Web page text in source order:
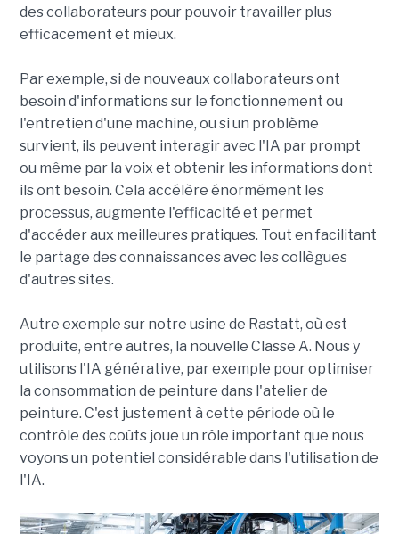
des collaborateurs pour pouvoir travailler plus
efficacement et mieux.
Par exemple, si de nouveaux collaborateurs ont
besoin d'informations sur le fonctionnement ou
l'entretien d'une machine, ou si un problème
survient, ils peuvent interagir avec l'IA par prompt
ou même par la voix et obtenir les informations dont
ils ont besoin. Cela accélère énormément les
processus, augmente l'efficacité et permet
d'accéder aux meilleures pratiques. Tout en facilitant
le partage des connaissances avec les collègues
d'autres sites.
Autre exemple sur notre usine de Rastatt, où est
produite, entre autres, la nouvelle Classe A. Nous y
utilisons l'IA générative, par exemple pour optimiser
la consommation de peinture dans l'atelier de
peinture. C'est justement à cette période où le
contrôle des coûts joue un rôle important que nous
voyons un potentiel considérable dans l'utilisation de
l'IA.